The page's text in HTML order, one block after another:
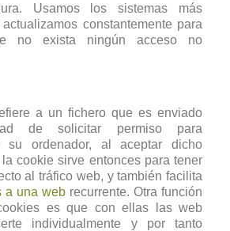
Usamos los sistemas más
constantemente para
no exista ningún acceso no
a un fichero que es enviado
de solicitar permiso para
su ordenador, al aceptar dicho
cookie sirve entonces para tener
al tráfico web, y también facilita
a una web recurrente. Otra función
es que con ellas las web
individualmente y por tanto